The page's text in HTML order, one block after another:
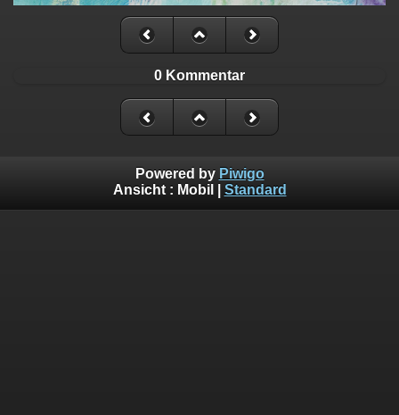
0 Kommentar
Powered by Piwigo
Ansicht : Mobil Standard